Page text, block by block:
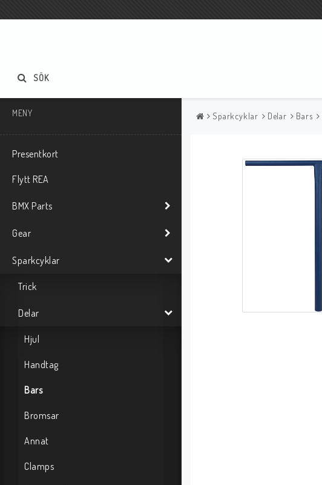
SÖK
MENY
Presentkort
Flytt REA
BMX Parts
Gear
Sparkcyklar
Trick
Delar
Hjul
Handtag
Bars
Bromsar
Annat
Clamps
Sparkcyklar Delar Bars